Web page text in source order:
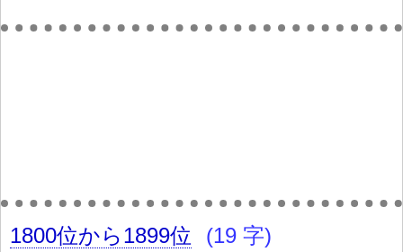
1800位から1899位 (19 字)